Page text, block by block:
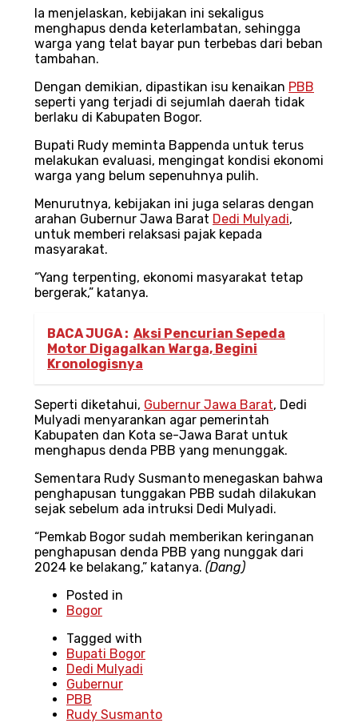
Ia menjelaskan, kebijakan ini sekaligus
menghapus denda keterlambatan, sehingga
warga yang telat bayar pun terbebas dari beban
tambahan.
Dengan demikian, dipastikan isu kenaikan PBB
seperti yang terjadi di sejumlah daerah tidak
berlaku di Kabupaten Bogor.
Bupati Rudy meminta Bappenda untuk terus
melakukan evaluasi, mengingat kondisi ekonomi
warga yang belum sepenuhnya pulih.
Menurutnya, kebijakan ini juga selaras dengan
arahan Gubernur Jawa Barat Dedi Mulyadi,
untuk memberi relaksasi pajak kepada
masyarakat.
“Yang terpenting, ekonomi masyarakat tetap
bergerak,” katanya.
BACA JUGA : Aksi Pencurian Sepeda
Motor Digagalkan Warga, Begini
Kronologisnya
Seperti diketahui, Gubernur Jawa Barat, Dedi
Mulyadi menyarankan agar pemerintah
Kabupaten dan Kota se-Jawa Barat untuk
menghapus denda PBB yang menunggak.
Sementara Rudy Susmanto menegaskan bahwa
penghapusan tunggakan PBB sudah dilakukan
sejak sebelum ada intruksi Dedi Mulyadi.
“Pemkab Bogor sudah memberikan keringanan
penghapusan denda PBB yang nunggak dari
2024 ke belakang,” katanya. (Dang)
Posted in
Bogor
Tagged with
Bupati Bogor
Dedi Mulyadi
Gubernur
PBB
Rudy Susmanto